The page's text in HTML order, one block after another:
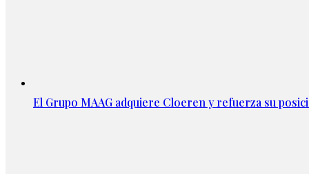
El Grupo MAAG adquiere Cloeren y refuerza su